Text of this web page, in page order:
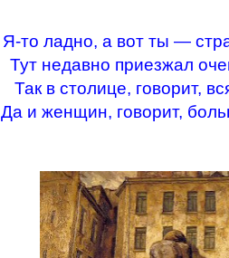
Я-то ладно, а вот ты —
Тут недавно приезжал
Так в столице, говорит,
Да и женщин, говорит,